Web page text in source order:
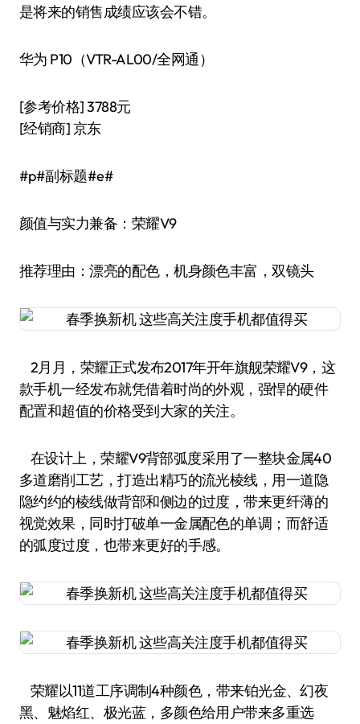
是将来的销售成绩应该会不错。
华为 P10（VTR-AL00/全网通）
[参考价格] 3788元
[经销商] 京东
#p#副标题#e#
颜值与实力兼备：荣耀V9
推荐理由：漂亮的配色，机身颜色丰富，双镜头
2月月，荣耀正式发布2017年开年旗舰荣耀V9，这
款手机一经发布就凭借着时尚的外观，强悍的硬件
配置和超值的价格受到大家的关注。
在设计上，荣耀V9背部弧度采用了一整块金属40
多道磨削工艺，打造出精巧的流光棱线，用一道隐
隐约约的棱线做背部和侧边的过度，带来更纤薄的
视觉效果，同时打破单一金属配色的单调；而舒适
的弧度过度，也带来更好的手感。
荣耀以11道工序调制4种颜色，带来铂光金、幻夜
黑、魅焰红、极光蓝，多颜色给用户带来多重选